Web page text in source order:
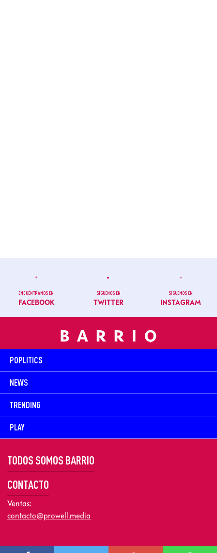
ENCUÉNTRANOS EN
FACEBOOK
SÍGUENOS EN
TWITTER
SÍGUENOS EN
INSTAGRAM
POPLITICS
NEWS
TRENDING
PLAY
TODOS SOMOS BARRIO
CONTACTO
Ventas:
contacto@prowell.media